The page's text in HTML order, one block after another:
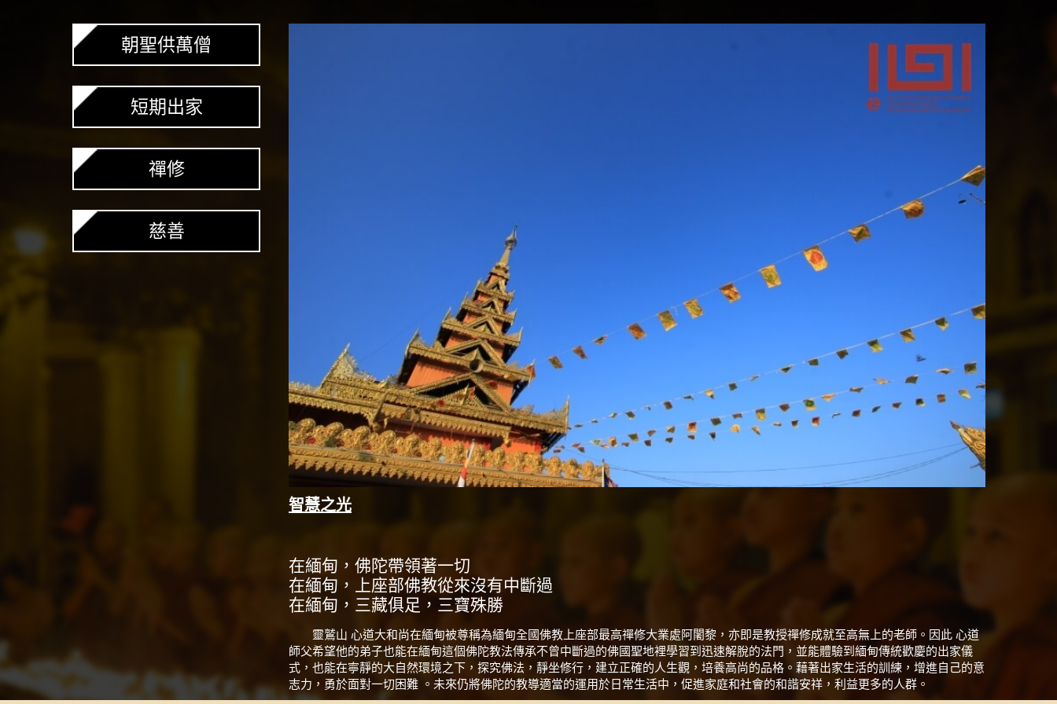
智慧之光
在緬甸，佛陀帶領著一切
在緬甸，上座部佛教從來沒有中斷過
在緬甸，三藏俱足，三寶殊勝
靈鷲山 心道大和尚在緬甸被尊稱為緬甸全國佛教上座部最高禪修大業處阿闍黎，亦即是教授禪修成就至高無上的老師。因此 心道
師父希望他的弟子也能在緬甸這個佛陀教法傳承不曾中斷過的佛國聖地裡學習到迅速解脫的法門，並能體驗到緬甸傳統歡慶的出家儀
式，也能在寧靜的大自然環境之下，探究佛法，靜坐修行，建立正確的人生觀，培養高尚的品格。藉著出家生活的訓練，增進自己的意
志力，勇於面對一切困難 。未來仍將佛陀的教導適當的運用於日常生活中，促進家庭和社會的和諧安祥，利益更多的人群。
朝聖供萬僧
短期出家
禪修
慈善